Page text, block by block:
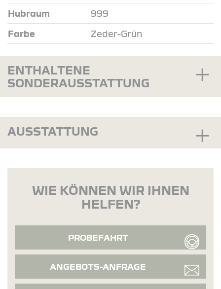
Hubraum 999
Farbe Zeder-Grün
ENTHALTENE
SONDERAUSSTATTUNG
AUSSTATTUNG
WIE KÖNNEN WIR IHNEN
HELFEN?
PROBEFAHRT
ANGEBOTS-ANFRAGE